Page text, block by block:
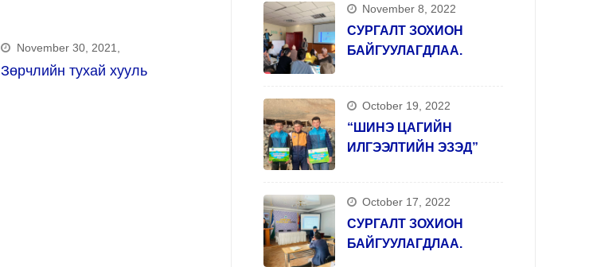
November 30, 2021,
Зөрчлийн тухай хууль
November 18, 2021,
ХҮҮХДИЙН ЭРХИЙН ТУХАЙ
November 18, 2021,
сургалтыг зохион
явууллаа.
November 8, 2022
СУРГАЛТ ЗОХИОН
БАЙГУУЛАГДЛАА.
October 19, 2022
“ШИНЭ ЦАГИЙН
ИЛГЭЭЛТИЙН ЭЗЭД”
October 17, 2022
СУРГАЛТ ЗОХИОН
БАЙГУУЛАГДЛАА.